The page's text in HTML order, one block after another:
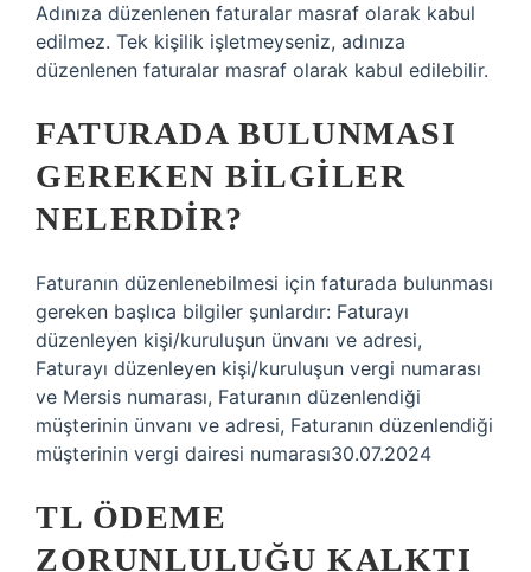
Adınıza düzenlenen faturalar masraf olarak kabul
edilmez. Tek kişilik işletmeyseniz, adınıza
düzenlenen faturalar masraf olarak kabul edilebilir.
FATURADA BULUNMASI
GEREKEN BILGILER
NELERDIR?
Faturanın düzenlenebilmesi için faturada bulunması
gereken başlıca bilgiler şunlardır: Faturayı
düzenleyen kişi/kuruluşun ünvanı ve adresi,
Faturayı düzenleyen kişi/kuruluşun vergi numarası
ve Mersis numarası, Faturanın düzenlendiği
müşterinin ünvanı ve adresi, Faturanın düzenlendiği
müşterinin vergi dairesi numarası30.07.2024
TL ÖDEME
ZORUNLULUĞU KALKTI